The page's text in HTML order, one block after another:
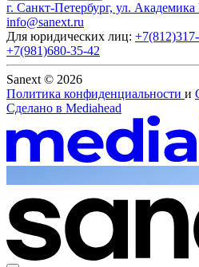
г. Санкт-Петербург, ул.
info@sanext.ru
Для юридических лиц:
+7(981)680-35-42
Sanext © 2026
Политика конфиденциальности и
Сделано в Mediahead